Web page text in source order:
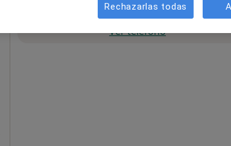
La reserva de cita online no está
Ver teléfono
Rechazarlas todas